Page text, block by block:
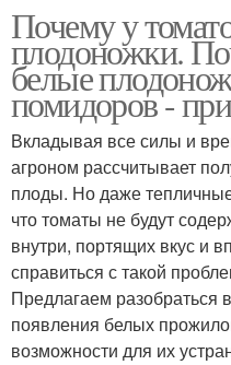
Почему у
плодоножки.
белые
помидоров -
Вкладывая все силы и
агроном рассчитывает
плоды. Но даже
что томаты не будут
внутри, портящих вкус и
справиться с такой
Предлагаем разобраться
появления белых
возможности для их